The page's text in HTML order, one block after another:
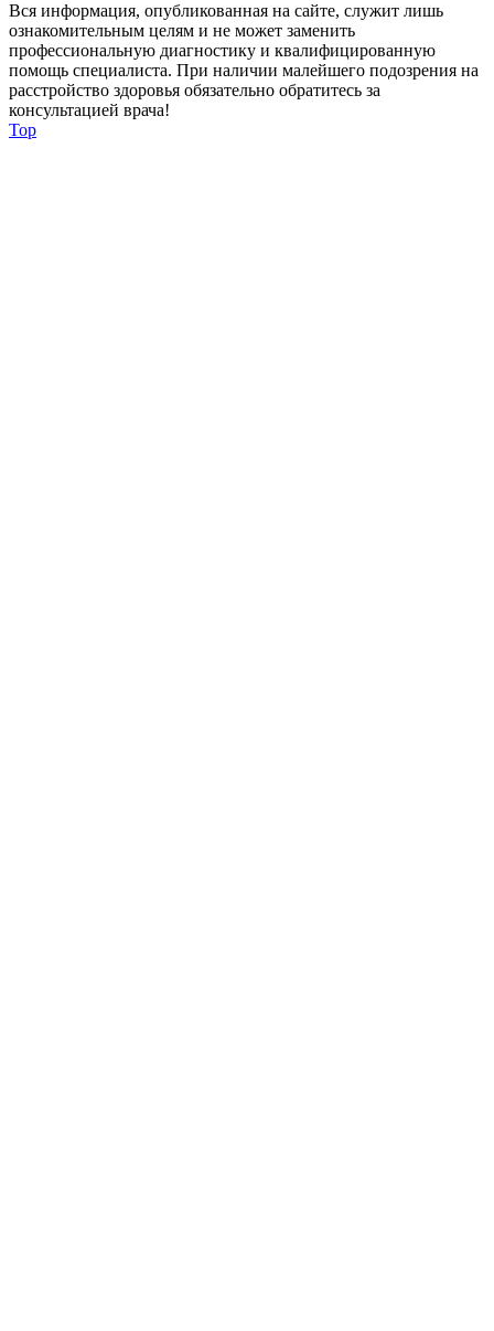
Вся информация, опубликованная на сайте, служит лишь
ознакомительным целям и не может заменить
профессиональную диагностику и квалифицированную
помощь специалиста. При наличии малейшего подозрения на
расстройство здоровья обязательно обратитесь за
консультацией врача!
Top